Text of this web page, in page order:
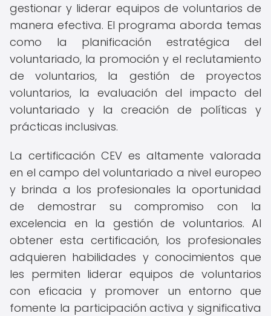
gestionar y liderar equipos de voluntarios de
manera efectiva. El programa aborda temas
como la planificación estratégica del
voluntariado, la promoción y el reclutamiento
de voluntarios, la gestión de proyectos
voluntarios, la evaluación del impacto del
voluntariado y la creación de políticas y
prácticas inclusivas.
La certificación CEV es altamente valorada
en el campo del voluntariado a nivel europeo
y brinda a los profesionales la oportunidad
de demostrar su compromiso con la
excelencia en la gestión de voluntarios. Al
obtener esta certificación, los profesionales
adquieren habilidades y conocimientos que
les permiten liderar equipos de voluntarios
con eficacia y promover un entorno que
fomente la participación activa y significativa